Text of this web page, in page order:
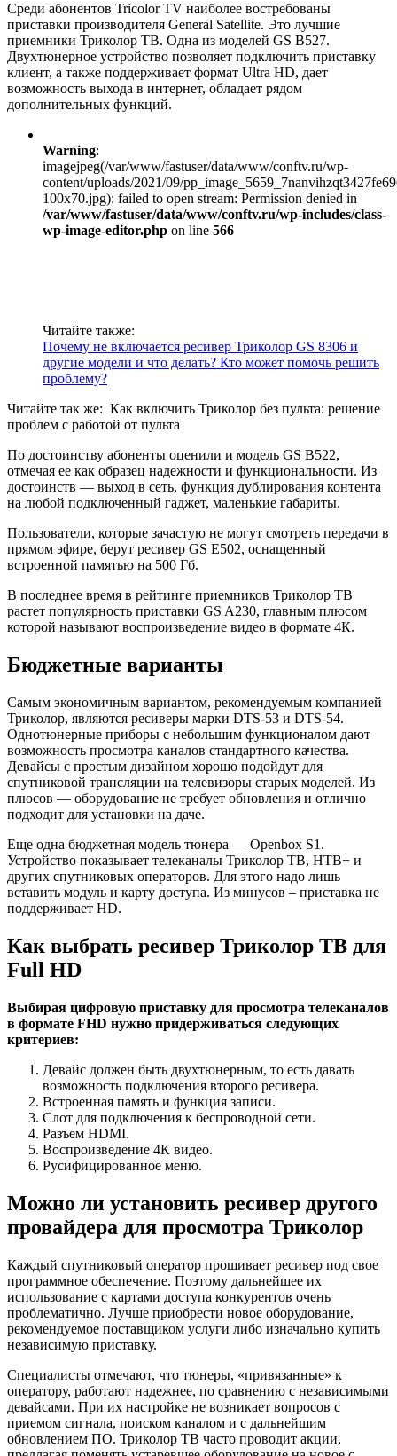
Среди абонентов Tricolor TV наиболее востребованы
приставки производителя General Satellite. Это лучшие
приемники Триколор ТВ. Одна из моделей GS B527.
Двухтюнерное устройство позволяет подключить приставку
клиент, а также поддерживает формат Ultra HD, дает
возможность выхода в интернет, обладает рядом
дополнительных функций.
Warning:
imagejpeg(/var/www/fastuser/data/www/conftv.ru/wp-
content/uploads/2021/09/
100x70.jpg): failed to open stream: Permission denied in
/var/www/fastuser/data/www/conftv.ru/wp-includes/class-
wp-image-editor.php on line 566
Читайте также:
Почему не включается ресивер Триколор GS 8306 и
другие модели и что делать? Кто может помочь решить
проблему?
Читайте так же: Как включить Триколор без пульта: решение
проблем с работой от пульта
По достоинству абоненты оценили и модель GS B522,
отмечая ее как образец надежности и функциональности. Из
достоинств — выход в сеть, функция дублирования контента
на любой подключенный гаджет, маленькие габариты.
Пользователи, которые зачастую не могут смотреть передачи в
прямом эфире, берут ресивер GS E502, оснащенный
встроенной памятью на 500 Гб.
В последнее время в рейтинге приемников Триколор ТВ
растет популярность приставки GS A230, главным плюсом
которой называют воспроизведение видео в формате 4К.
Бюджетные варианты
Самым экономичным вариантом, рекомендуемым компанией
Триколор, являются ресиверы марки DTS-53 и DTS-54.
Однотюнерные приборы с небольшим функционалом дают
возможность просмотра каналов стандартного качества.
Девайсы с простым дизайном хорошо подойдут для
спутниковой трансляции на телевизоры старых моделей. Из
плюсов — оборудование не требует обновления и отлично
подходит для установки на даче.
Еще одна бюджетная модель тюнера — Openbox S1.
Устройство показывает телеканалы Триколор ТВ, НТВ+ и
других спутниковых операторов. Для этого надо лишь
вставить модуль и карту доступа. Из минусов – приставка не
поддерживает HD.
Как выбрать ресивер Триколор ТВ для
Full HD
Выбирая цифровую приставку для просмотра телеканалов
в формате FHD нужно придерживаться следующих
критериев:
Девайс должен быть двухтюнерным, то есть давать
возможность подключения второго ресивера.
Встроенная память и функция записи.
Слот для подключения к беспроводной сети.
Разъем HDMI.
Воспроизведение 4К видео.
Русифицированное меню.
Можно ли установить ресивер другого
провайдера для просмотра Триколор
Каждый спутниковый оператор прошивает ресивер под свое
программное обеспечение. Поэтому дальнейшее их
использование с картами доступа конкурентов очень
проблематично. Лучше приобрести новое оборудование,
рекомендуемое поставщиком услуги либо изначально купить
независимую приставку.
Специалисты отмечают, что тюнеры, «привязанные» к
оператору, работают надежнее, по сравнению с независимыми
девайсами. При их настройке не возникает вопросов с
приемом сигнала, поиском каналом и с дальнейшим
обновлением ПО. Триколор ТВ часто проводит акции,